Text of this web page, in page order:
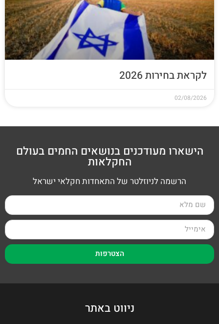
לקראת בחירות 2026
02/08/2026
הישארו מעודכנים בנושאים החמים בעולם
החקלאות
הרשמה לניוזלטר של התאחדות חקלאי ישראל
הצטרפות
ניווט באתר